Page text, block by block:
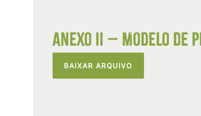
Anexo II – Modelo de
BAIXAR ARQUIVO